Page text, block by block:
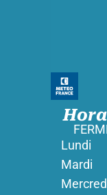
Lundi
Mardi